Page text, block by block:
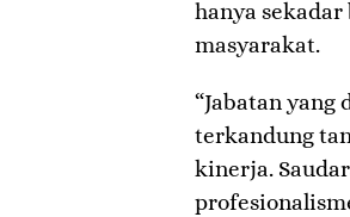
hanya
masyarakat.
“Jabatan
terkandung
kinerja.